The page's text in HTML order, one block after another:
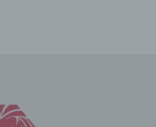
Servern, den individuellen
von anderen